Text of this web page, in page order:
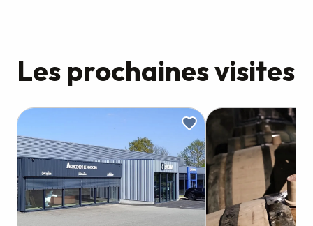
Les prochaines visites